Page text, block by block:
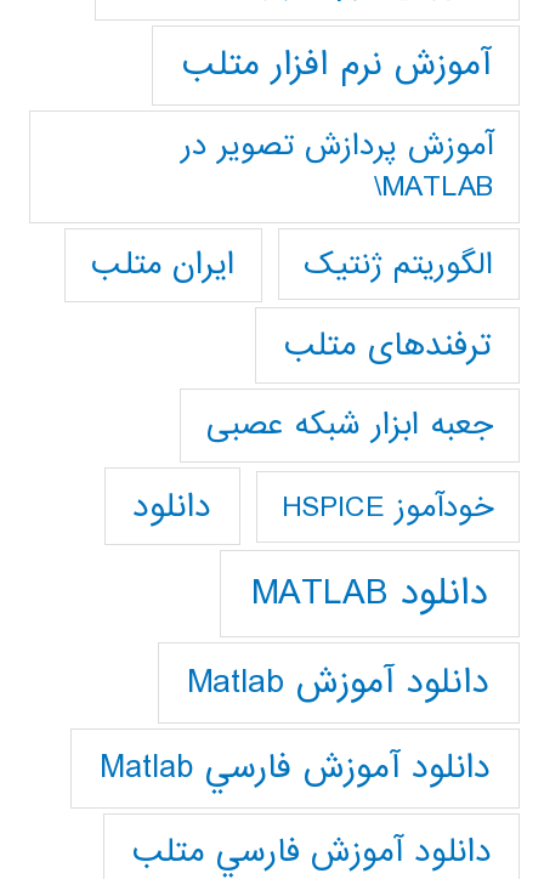
آموزش نرم افزار متلب
آموزش پردازش تصوير در
MATLAB\
الگوریتم ژنتیک
ایران متلب
ترفندهای متلب
جعبه ابزار شبکه عصبی
خودآموز HSPICE دانلود
دانلود MATLAB
دانلود آموزش Matlab
دانلود آموزش فارسي Matlab
دانلود آموزش فارسي متلب